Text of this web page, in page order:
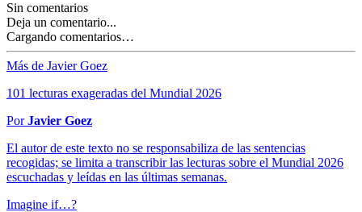
Sin comentarios
Deja un comentario...
Cargando comentarios…
Más de Javier Goez
101 lecturas exageradas del Mundial 2026
PorJavier Goez
El autor de este texto no se responsabiliza de las sentencias
recogidas; se limita a transcribir las lecturas sobre el Mundial 2026
escuchadas y leídas en las últimas semanas.
Imagine if…?